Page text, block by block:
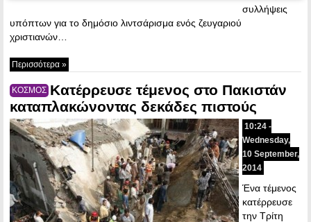
συλλήψεις
υπόπτων για το δημόσιο λιντσάρισμα ενός ζευγαριού
χριστιανών…
Περισσότερα »
ΚΟΣΜΟΣ Κατέρρευσε τέμενος στο Πακιστάν
καταπλακώνοντας δεκάδες πιστούς
10:24 -
Wednesday,
10 September,
2014
Ένα τέμενος
κατέρρευσε
την Τρίτη